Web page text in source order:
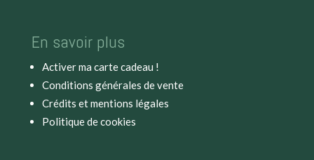
En savoir plus
Activer ma carte cadeau !
Conditions générales de vente
Crédits et mentions légales
Politique de cookies